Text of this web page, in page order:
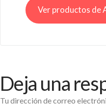
Ver productos de
Deja una
Tu dirección de correo